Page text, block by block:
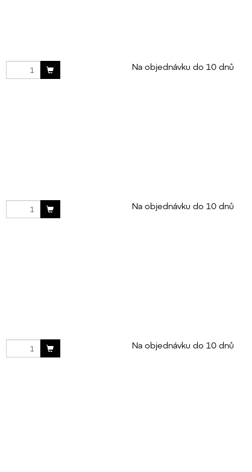
Na objednávku do 10 dnů
Na objednávku do 10 dnů
Na objednávku do 10 dnů